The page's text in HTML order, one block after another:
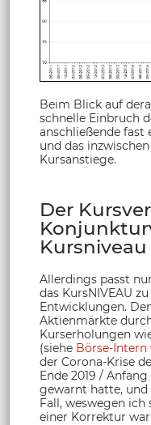
Beim Blick auf
schnelle Einbruch
anschließende fast
und das
Kursanstiege.
Der
Allerdings passt
das KursNIVEAU
Entwicklungen.
Aktienmärkte
Kurserholungen
(siehe Börse-Intern
der Corona-Krise
Ende 2019 /
gewarnt hatte, und
Fall, weswegen
einer Korrektur